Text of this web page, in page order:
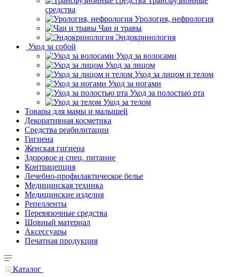
средства
Урология, нефрология
Чаи и травы
Эндокринология
Уход за собой
Уход за волосами
Уход за лицом
Уход за лицом и телом
Уход за ногами
Уход за полостью рта
Уход за телом
Товары для мамы и малышей
Декоративная косметика
Средства реабилитации
Гигиена
Женская гигиена
Здоровое и спец. питание
Контрацепция
Лечебно-профилактическое белье
Медицинская техника
Медицинские изделия
Репелленты
Перевязочные средства
Шовный материал
Аксессуары
Печатная продукция
Каталог